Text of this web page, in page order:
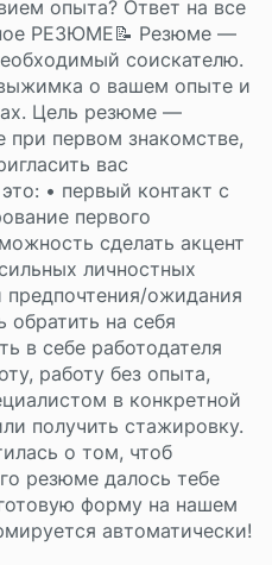
опыта? Ответ на все
РЕЗЮМЕ📝 Резюме —
соискателю.
о вашем опыте и
Цель резюме —
при первом знакомстве,
вас
• первый контакт с
первого
сделать акцент
личностных
предпочтения/ожидания
на себя
в себе работодателя
работу без опыта,
в конкретной
получить стажировку.
о том, чтоб
резюме далось тебе
форму на нашем
автоматически!